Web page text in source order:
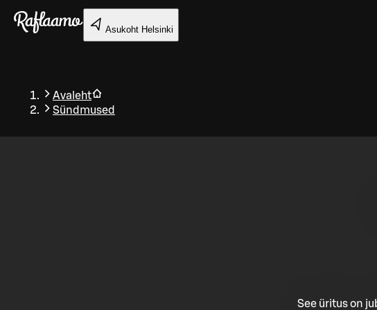
Liigu peamise sisu juurde
Asukoht Helsinki
Avaleht
Sündmused
Tagasi
See üritus on